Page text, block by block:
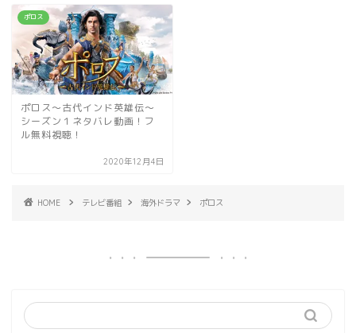
ポロス
ポロス～古代インド英雄伝～
シーズン１ネタバレ動画！フ
ル無料視聴！
2020年12月4日
HOME テレビ番組 海外ドラマ ポロス